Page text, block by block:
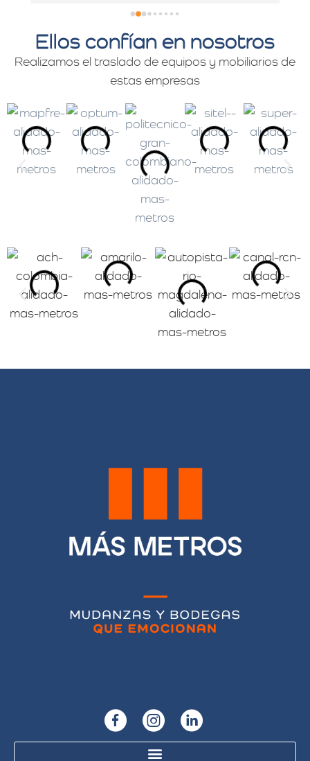
Ellos confían en nosotros
Realizamos el traslado de equipos y mobiliarios de
estas empresas